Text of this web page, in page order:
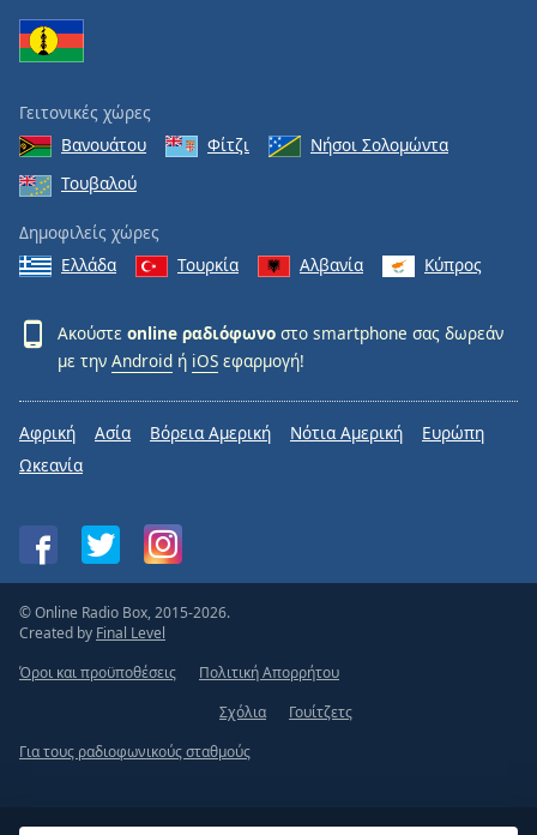
Γειτονικές χώρες
Βανουάτου
Φίτζι
Νήσοι Σολομώντα
Τουβαλού
Δημοφιλείς χώρες
Ελλάδα
Τουρκία Αλβανία Κύπρος
Ακούστε online ραδιόφωνο στο smartphone σας δωρεάν
με την Android ή iOS εφαρμογή!
Αφρική Ασία Βόρεια Αμερική Νότια Αμερική
Ευρώπη
Ωκεανία
© Online Radio Box, 2015-2026.
Created by Final Level
Όροι και προϋποθέσεις
Πολιτική Απορρήτου
Σχόλια
Γουίτζετς
Για τους ραδιοφωνικούς σταθμούς